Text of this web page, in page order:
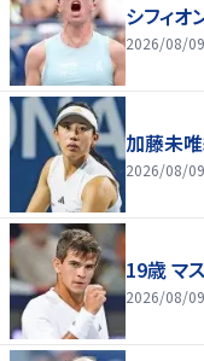
シフィ
2026/08/
加藤未
2026/08/
19歳 マ
2026/08/